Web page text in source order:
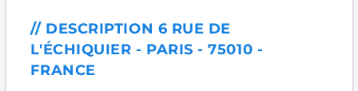
// DESCRIPTION 6 RUE DE
L'ÉCHIQUIER - PARIS - 75010 -
FRANCE